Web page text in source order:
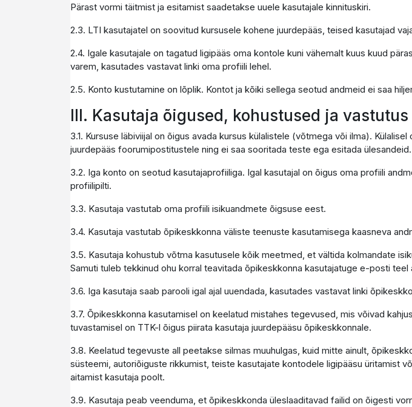
Pärast vormi täitmist ja esitamist saadetakse uuele kasutajale kinnituskiri.
2.3. LTI kasutajatel on soovitud kursusele kohene juurdepääs, teised kasutajad
2.4. Igale kasutajale on tagatud ligipääs oma kontole kuni vähemalt kuus kuud
varem, kasutades vastavat linki oma profiili lehel.
2.5. Konto kustutamine on lõplik. Kontot ja kõiki sellega seotud andmeid ei saa
III. Kasutaja õigused, kohustused ja vastutus
3.1. Kursuse läbiviijal on õigus avada kursus külalistele (võtmega või ilma).
juurdepääs foorumipostitustele ning ei saa sooritada teste ega esitada ülesandeid.
3.2. Iga konto on seotud kasutajaprofiiliga. Igal kasutajal on õigus oma profiili
profiilipilti.
3.3. Kasutaja vastutab oma profiili isikuandmete õigsuse eest.
3.4. Kasutaja vastutab õpikeskkonna väliste teenuste kasutamisega kaasneva
3.5. Kasutaja kohustub võtma kasutusele kõik meetmed, et vältida kolmandate
Samuti tuleb tekkinud ohu korral teavitada õpikeskkonna kasutajatuge e-posti teel
3.6. Iga kasutaja saab parooli igal ajal uuendada, kasutades vastavat linki
3.7. Õpikeskkonna kasutamisel on keelatud mistahes tegevused, mis võivad
tuvastamisel on TTK-l õigus piirata kasutaja juurdepääsu õpikeskkonnale.
3.8. Keelatud tegevuste all peetakse silmas muuhulgas, kuid mitte ainult,
süsteemi, autoriõiguste rikkumist, teiste kasutajate kontodele ligipääsu üritamist
aitamist kasutaja poolt.
3.9. Kasutaja peab veenduma, et õpikeskkonda üleslaaditavad failid on õigesti